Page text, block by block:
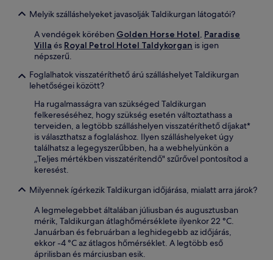
Melyik szálláshelyeket javasolják Taldikurgan látogatói?
A vendégek körében Golden Horse Hotel, Paradise
Villa és Royal Petrol Hotel Taldykorgan is igen
népszerű.
Foglalhatok visszatéríthető árú szálláshelyet Taldikurgan
lehetőségei között?
Ha rugalmasságra van szükséged Taldikurgan
felkereséséhez, hogy szükség esetén változtathass a
terveiden, a legtöbb szálláshelyen visszatéríthető díjakat*
is választhatsz a foglaláshoz. Ilyen szálláshelyeket úgy
találhatsz a legegyszerűbben, ha a webhelyünkön a
„Teljes mértékben visszatérítendő" szűrővel pontosítod a
keresést.
Milyennek ígérkezik Taldikurgan időjárása, mialatt arra járok?
A legmelegebbet általában júliusban és augusztusban
mérik, Taldikurgan átlaghőmérséklete ilyenkor 22 °C.
Januárban és februárban a leghidegebb az időjárás,
ekkor -4 °C az átlagos hőmérséklet. A legtöbb eső
áprilisban és márciusban esik.